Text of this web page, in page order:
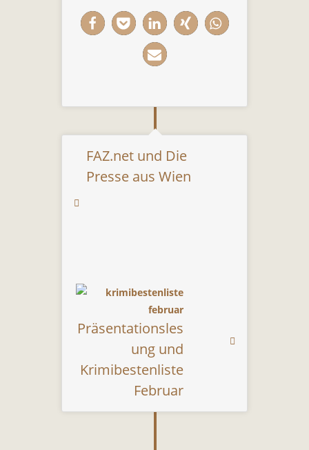
FAZ.net und Die
Presse aus Wien
Präsentationsles
ung und
Krimibestenliste
Februar